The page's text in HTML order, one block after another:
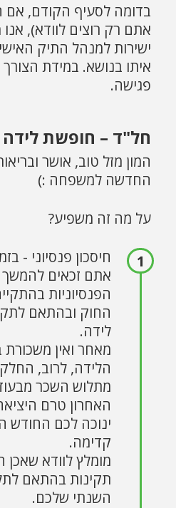
בדומה לסעיף הקודם, אם
אתם רק רוצים לוודא),
ישירות למנהל התיק
איתו בנושא. במידת
פגישה.
חל"ד – חופשת לידה
המון מזל טוב, אושר
החדשה למשפחה :)
על מה זה משפיע?
חיסכון פנסיוני -
אתם זכאים
הפנסיוניות
החוק ובהתאם
לידה.
מאחר ואין
הלידה, לרוב,
מתלוש השכר
האחרון טרם
ינוכה לכם החודש
קדימה.
מומלץ לוודא שאכן
תקינות בהתאם
השנתי שלכם.